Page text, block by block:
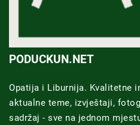
PODUCKUN.NET
Opatija i Liburnija. Kvalitetne
aktualne teme, izvještaji,
sadržaj - sve na jednom